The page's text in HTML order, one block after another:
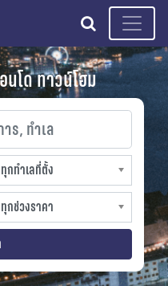
search
โด ทาวน์โฮม
ำเล
ทุกทำเลที่ตั้ง
ทุกช่วงราคา